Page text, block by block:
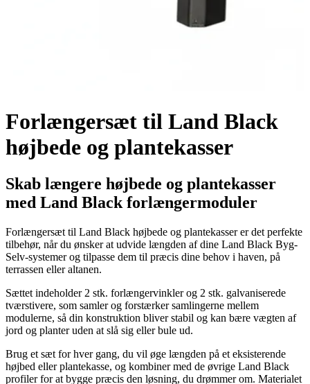
Forlængersæt til Land Black
højbede og plantekasser
Skab længere højbede og plantekasser
med Land Black forlængermoduler
Forlængersæt til Land Black højbede og plantekasser er det perfekte
tilbehør, når du ønsker at udvide længden af dine Land Black Byg-
Selv-systemer og tilpasse dem til præcis dine behov i haven, på
terrassen eller altanen.
Sættet indeholder 2 stk. forlængervinkler og 2 stk. galvaniserede
tværstivere, som samler og forstærker samlingerne mellem
modulerne, så din konstruktion bliver stabil og kan bære vægten af
jord og planter uden at slå sig eller bule ud.
Brug et sæt for hver gang, du vil øge længden på et eksisterende
højbed eller plantekasse, og kombiner med de øvrige Land Black
profiler for at bygge præcis den løsning, du drømmer om. Materialet